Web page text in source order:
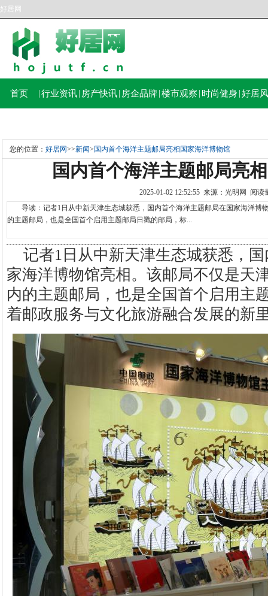
好居网
首页 行业资讯 房产快讯 房企品牌 楼市观察 时尚健身 好居
您的位置： 好居网>>新闻> 国内首个海洋主题邮局亮相国家海洋博物馆
国内首个海洋主题邮局亮
2025-01-02 12:52:55 来源：光明网 阅
导读：记者1日从中新天津生态城获悉，国内首个海洋主题邮局在国家海洋博
的主题邮局，也是全国首个启用主题邮局日戳的邮局，标...
记者1日从中新天津生态城获悉，
家海洋博物馆亮相。该邮局不仅是天
内的主题邮局，也是全国首个启用主
着邮政服务与文化旅游融合发展的新